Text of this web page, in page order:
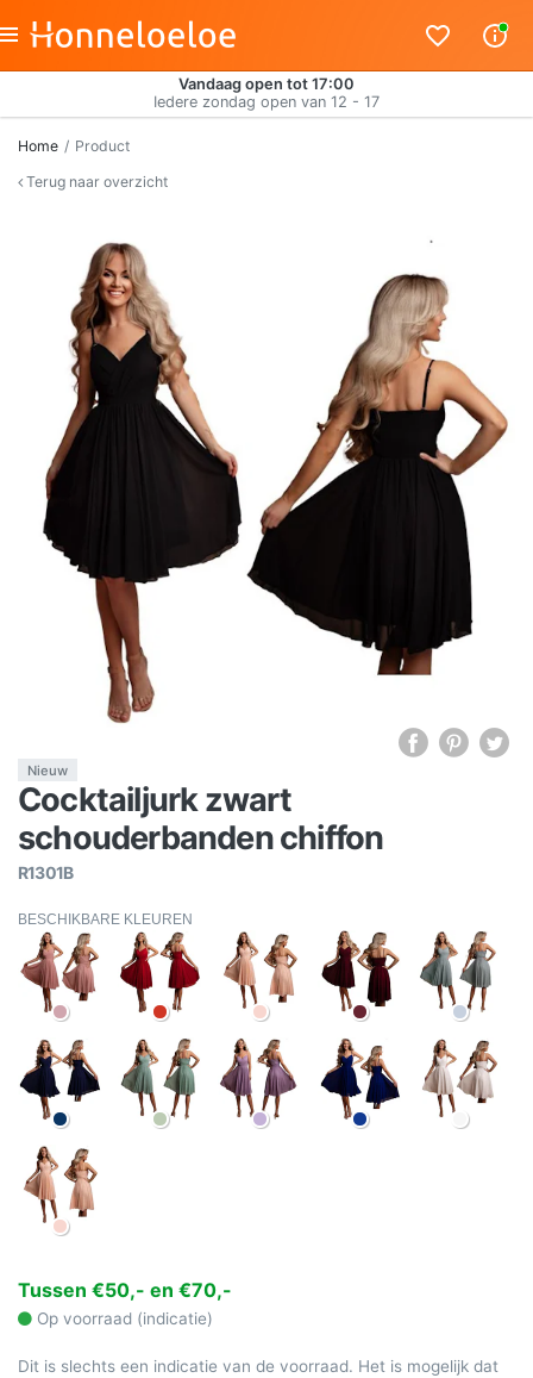
Vandaag open tot 17:00
Iedere zondag open van 12 - 17
Home
Product
Terug naar overzicht
Nieuw
Cocktailjurk zwart
schouderbanden chiffon
R1301B
BESCHIKBARE KLEUREN
Tussen €50,- en €70,-
Op voorraad (indicatie)
Dit is slechts een indicatie van de voorraad. Het is mogelijk dat